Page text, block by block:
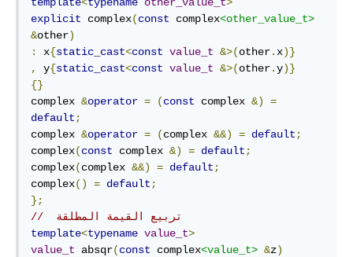
explicit complex(const complex<other_value_t>
&other)
:
x{static_cast<const value_t &>(other. x)}
,
y{static_cast<const value_t &>(other.y)}
{}
complex &operator = (const complex &)
=
default ;
complex &operator = (complex &&) = default ;
complex(const complex &) = default ;
complex(complex &&) = default ;
complex() = default ;
};
//  تربيع القيمة المطلقة
template<typename value_t>
value_t absqr(const complex<value_t> &z)